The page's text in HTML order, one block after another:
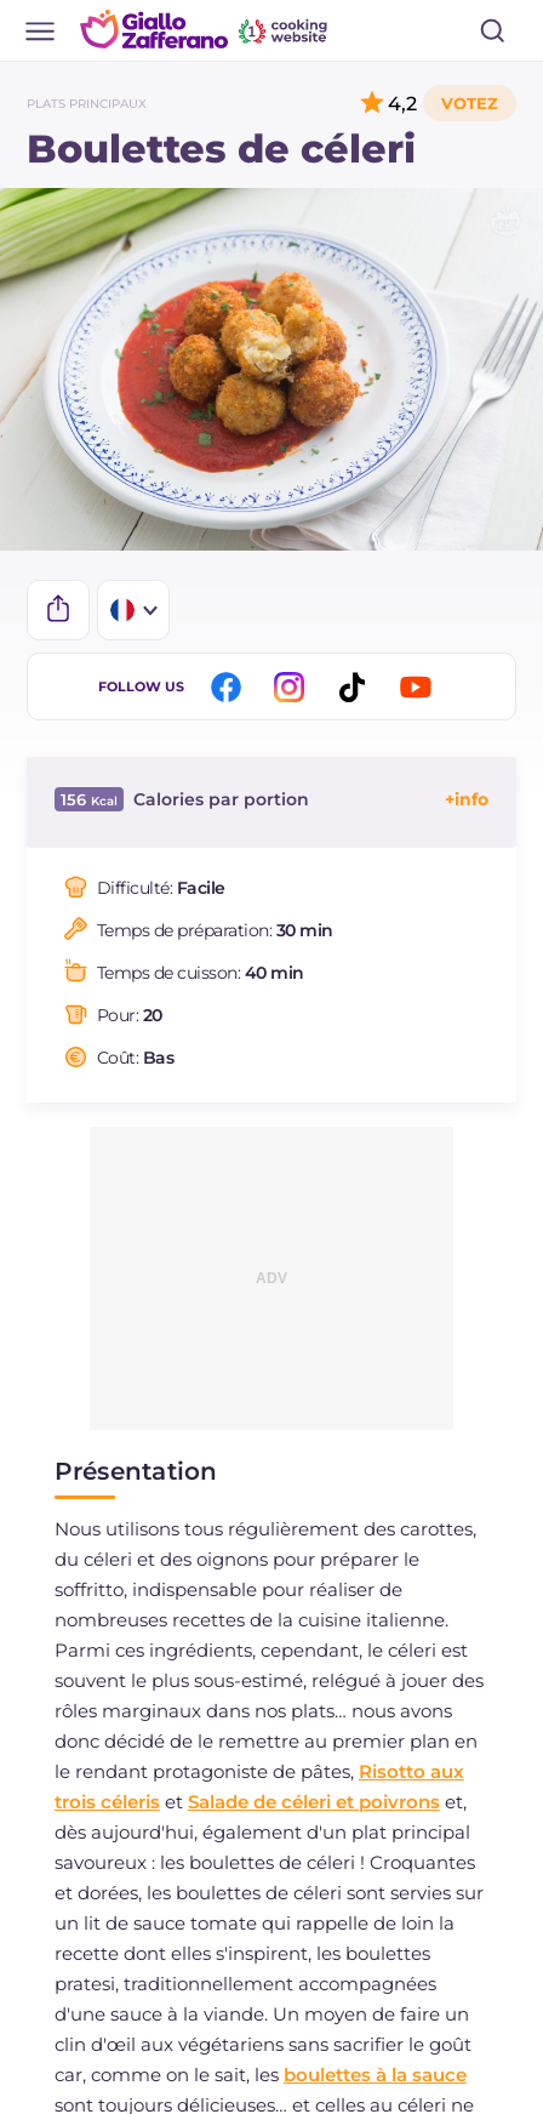
PLATS PRINCIPAUX
Boulettes de céleri
4,2
IT
ES
NL
FOLLOW US
156 Calories par portion
Dont sucres
Protéine
Graisses
Fibre
Cholestérol
Difficulté: Facile
Temps de préparation:30 min
Temps de cuisson:40 min
Pour:20
Coût: Bas
Présentation
Nous utilisons tous régulièrement des carottes,
du céleri et des oignons pour préparer le
soffritto, indispensable pour réaliser de
nombreuses recettes de la cuisine italienne.
Parmi ces ingrédients, cependant, le céleri est
souvent le plus sous-estimé, relégué à jouer des
rôles marginaux dans nos plats… nous avons
donc décidé de le remettre au premier plan en
le rendant protagoniste de pâtes, Risotto aux
trois céleriset Salade de céleri et poivronset,
dès aujourd'hui, également d'un plat principal
savoureux : les boulettes de céleri ! Croquantes
et dorées, les boulettes de céleri sont servies sur
un lit de sauce tomate qui rappelle de loin la
recette dont elles s'inspirent, les boulettes
pratesi, traditionnellement accompagnées
d'une sauce à la viande. Un moyen de faire un
clin d'œil aux végétariens sans sacrifier le goût
car, comme on le sait, les boulettes à la sauce
sont toujours délicieuses… et celles au céleri ne